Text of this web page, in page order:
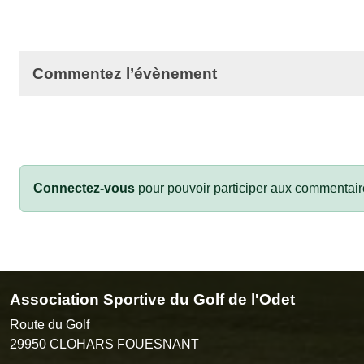
Commentez l’évènement
Connectez-vous pour pouvoir participer aux
Association Sportive du Golf de l'Odet
Route du Golf
29950 CLOHARS FOUESNANT